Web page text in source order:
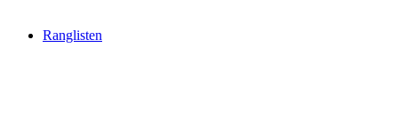
Ranglisten